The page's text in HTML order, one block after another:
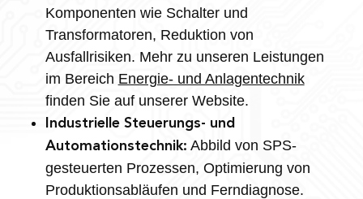
Komponenten wie Schalter und
Transformatoren, Reduktion von
Ausfallrisiken. Mehr zu unseren Leistungen
im Bereich Energie- und Anlagentechnik
finden Sie auf unserer Website.
Industrielle Steuerungs- und
Automationstechnik: Abbild von SPS-
gesteuerten Prozessen, Optimierung von
Produktionsabläufen und Ferndiagnose.